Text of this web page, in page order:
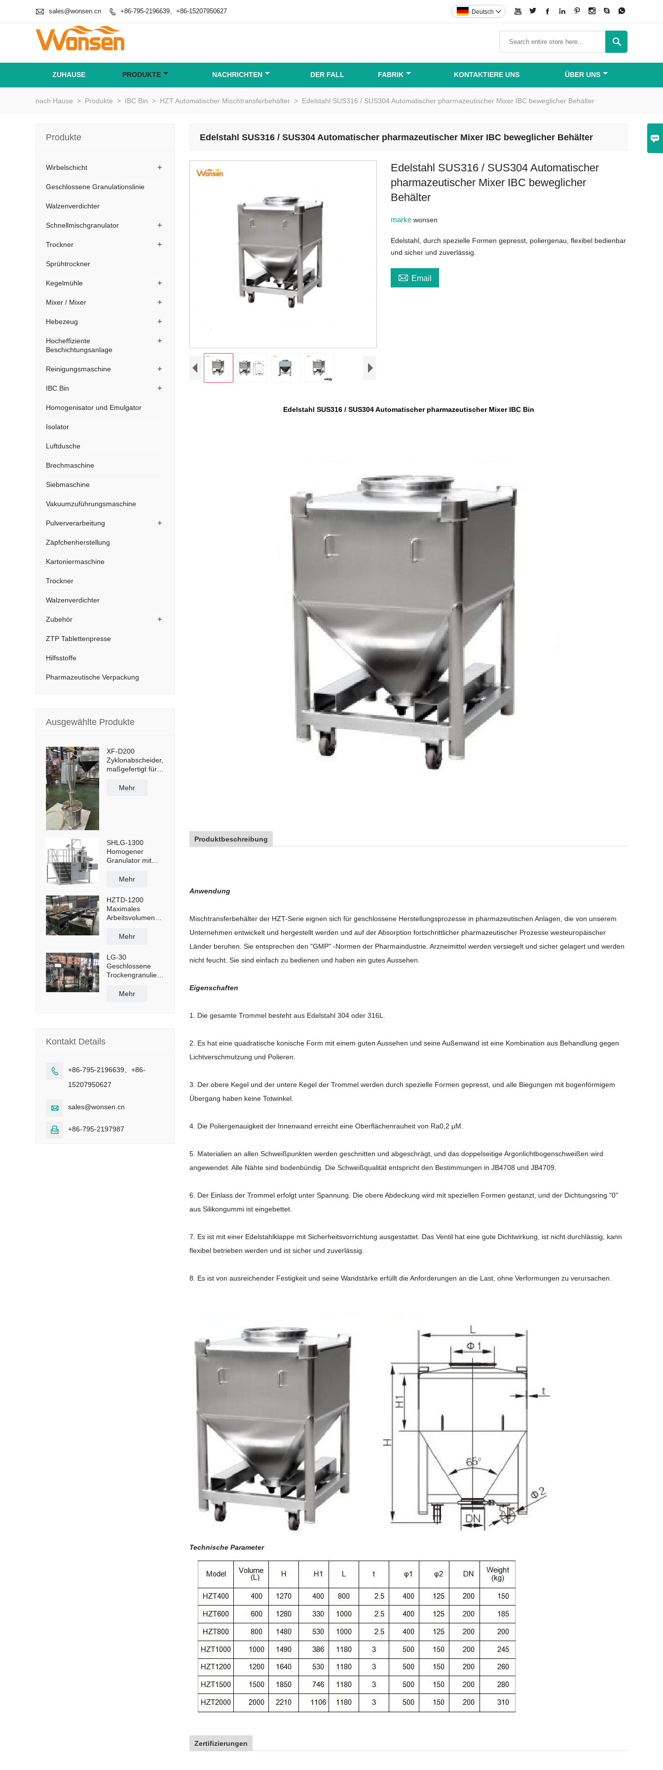

 sales@wonsen.cn  +86-795-2196639、+86-15207950627        
Deutsch 

ZUHAUSE PRODUKTE NACHRICHTEN DER FALL FABRIK KONTAKTIERE UNS ÜBER UNS
nach Hause > Produkte > IBC Bin > HZT Automatischer Mischtransferbehälter > Edelstahl SUS316 / SUS304 Automatischer pharmazeutischer Mixer IBC beweglicher Behälter
Edelstahl SUS316 / SUS304 Automatischer pharmazeutischer Mixer IBC beweglicher Behälter
Edelstahl SUS316 / SUS304 Automatischer
pharmazeutischer Mixer IBC beweglicher
Behälter
markewonsen
Edelstahl, durch spezielle Formen gepresst, poliergenau, flexibel bedienbar
und sicher und zuverlässig.
 Email
Edelstahl SUS316 / SUS304 Automatischer pharmazeutischer Mixer IBC Bin
Produktbeschreibung
Anwendung
Mischtransferbehälter der HZT-Serie eignen sich für geschlossene Herstellungsprozesse in pharmazeutischen Anlagen, die von unserem
Unternehmen entwickelt und hergestellt werden und auf der Absorption fortschrittlicher pharmazeutischer Prozesse westeuropäischer
Länder beruhen. Sie entsprechen den "GMP" -Normen der Pharmaindustrie. Arzneimittel werden versiegelt und sicher gelagert und werden
nicht feucht. Sie sind einfach zu bedienen und haben ein gutes Aussehen.
Eigenschaften
1. Die gesamte Trommel besteht aus Edelstahl 304 oder 316L.
2. Es hat eine quadratische konische Form mit einem guten Aussehen und seine Außenwand ist eine Kombination aus Behandlung gegen
Lichtverschmutzung und Polieren.
3. Der obere Kegel und der untere Kegel der Trommel werden durch spezielle Formen gepresst, und alle Biegungen mit bogenförmigem
Übergang haben keine Totwinkel.
4. Die Poliergenauigkeit der Innenwand erreicht eine Oberflächenrauheit von Ra0,2 μM.
5. Materialien an allen Schweißpunkten werden geschnitten und abgeschrägt, und das doppelseitige Argonlichtbogenschweißen wird
angewendet. Alle Nähte sind bodenbündig. Die Schweißqualität entspricht den Bestimmungen in JB4708 und JB4709.
6. Der Einlass der Trommel erfolgt unter Spannung. Die obere Abdeckung wird mit speziellen Formen gestanzt, und der Dichtungsring "0"
aus Silikongummi ist eingebettet.
7. Es ist mit einer Edelstahlklappe mit Sicherheitsvorrichtung ausgestattet. Das Ventil hat eine gute Dichtwirkung, ist nicht durchlässig, kann
flexibel betrieben werden und ist sicher und zuverlässig.
8. Es ist von ausreichender Festigkeit und seine Wandstärke erfüllt die Anforderungen an die Last, ohne Verformungen zu verursachen.
Technische Parameter
Zertifizierungen
Produkte
+
Wirbelschicht
Geschlossene Granulationslinie
Walzenverdichter
+
Schnellmischgranulator
+
Trockner
Sprühtrockner
+
Kegelmühle
+
Mixer / Mixer
+
Hebezeug
+
Hocheffiziente
Beschichtungsanlage
+
Reinigungsmaschine
+
IBC Bin
Homogenisator und Emulgator
Isolator
Luftdusche
Brechmaschine
Siebmaschine
Vakuumzuführungsmaschine
+
Pulververarbeitung
Zäpfchenherstellung
Kartoniermaschine
Trockner
Walzenverdichter
+
Zubehör
ZTP Tablettenpresse
Hilfsstoffe
Pharmazeutische Verpackung
Ausgewählte Produkte
XF-D200
Zyklonabscheider,
maßgefertigt für
und -Mehr
SHLG-1300
Homogener
Granulator mit
effektive Kapazität
Mehr
HZTD-1200
Maximales
Arbeitsvolumen
manueller
Mehr
LG-30
Geschlossene
Trockengranulieranlage
Kapazität von 50
Mehr
Kontakt Details

+86-795-2196639、+86-
15207950627
 sales@wonsen.cn
 +86-795-2197987